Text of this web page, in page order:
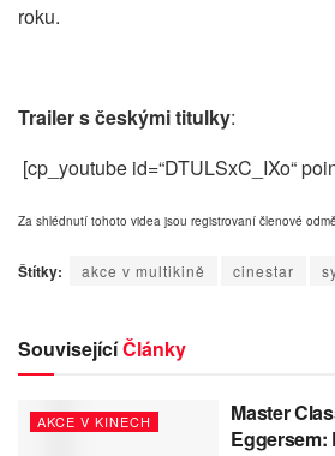
roku.
Trailer s českými titulky:
[cp_youtube id=“DTULSxC_IXo“
Za shlédnutí tohoto videa jsou registrovaní členové
Štítky: akce v multikině cinestar
SouvisejícíČlánky
AKCE V KINECH
Master
Eggersem: